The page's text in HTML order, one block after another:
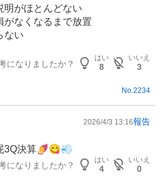
明がほとんどない
がなくなるまで放置
ない
になりましたか？
はい
8
いいえ
3
No. 2234
2026/4/3 13:16報告
3Q決算🍠😋💨
になりましたか？
はい
4
いいえ
0